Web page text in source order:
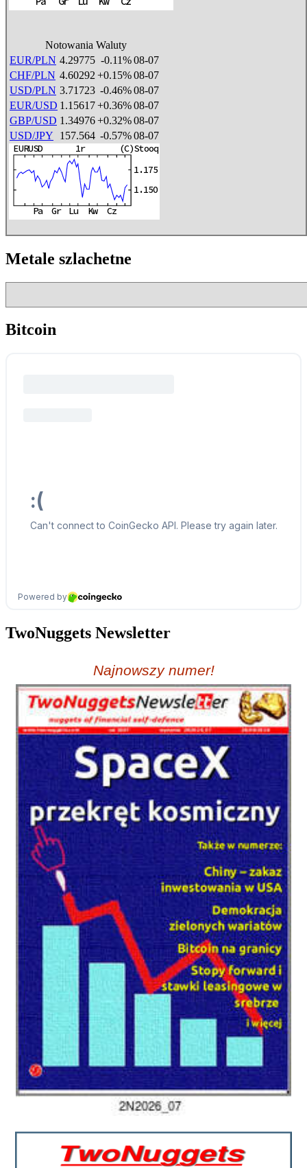
Notowania Waluty
EUR/PLN 4.29775 -0.11%08-07
CHF/PLN 4.60292 +0.15%08-07
USD/PLN 3.71723 -0.46%08-07
EUR/USD 1.15617+0.36%08-07
GBP/USD 1.34976+0.32%08-07
USD/JPY
157.564 -0.57%08-07
Metale szlachetne
Bitcoin
TwoNuggets Newsletter
Najnowszy numer!